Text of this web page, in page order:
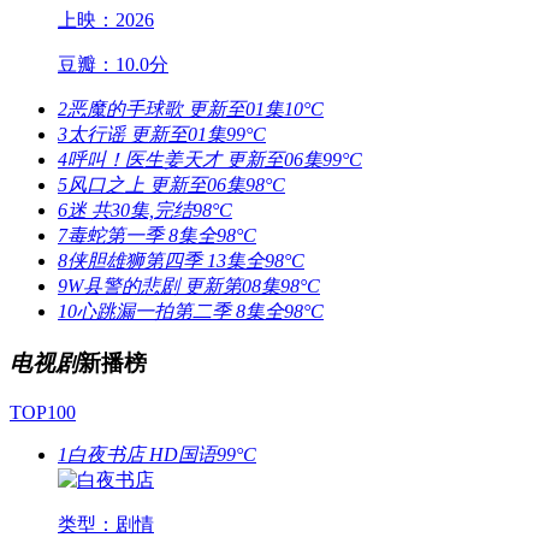
上映：2026
豆瓣：10.0分
2恶魔的手球歌 更新至01集10°C
3太行谣 更新至01集99°C
4呼叫！医生姜天才 更新至06集99°C
5风口之上 更新至06集98°C
6迷 共30集,完结98°C
7毒蛇第一季 8集全98°C
8侠胆雄狮第四季 13集全98°C
9W县警的悲剧 更新第08集98°C
10心跳漏一拍第二季 8集全98°C
电视剧新播榜
TOP100
1白夜书店 HD国语99°C
类型：剧情